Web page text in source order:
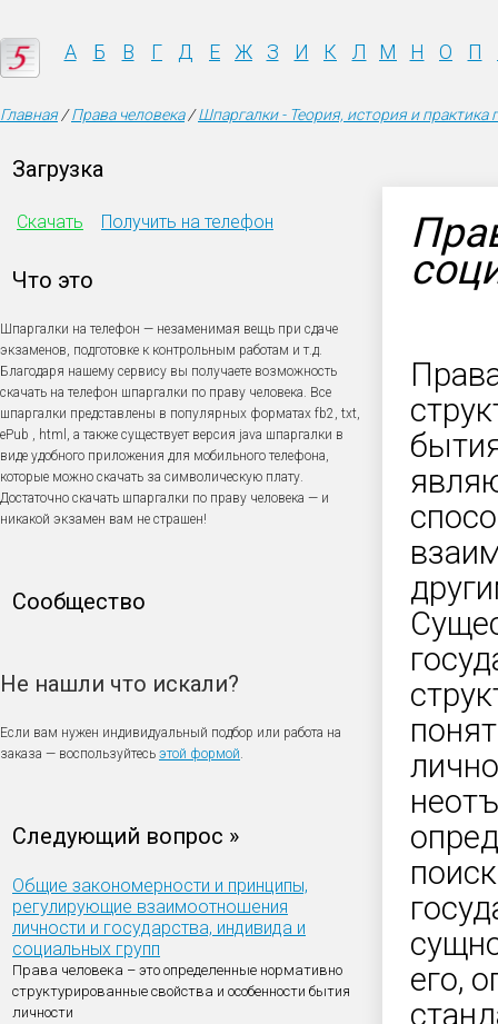
А Б В Г Д Е Ж З И К Л М Н О П
Главная/Права человека/Шпаргалки - Теория, история и практика
Загрузка
Скачать Получить на телефон
Что это
Шпаргалки на телефон — незаменимая вещь при сдаче
экзаменов, подготовке к контрольным работам и т.д.
Благодаря нашему сервису вы получаете возможность
скачать на телефон шпаргалки по праву человека. Все
шпаргалки представлены в популярных форматах fb2, txt,
ePub , html, а также существует версия java шпаргалки в
виде удобного приложения для мобильного телефона,
которые можно скачать за символическую плату.
Достаточно скачать шпаргалки по праву человека — и
никакой экзамен вам не страшен!
Сообщество
Не нашли что искали?
Если вам нужен индивидуальный подбор или работа на
заказа — воспользуйтесь этой формой.
Следующий вопрос »
Общие закономерности и принципы,
регулирующие взаимоотношения
личности и государства, индивида и
социальных групп
Права человека – это определенные нормативно
структурированные свойства и особенности бытия
личности
его,